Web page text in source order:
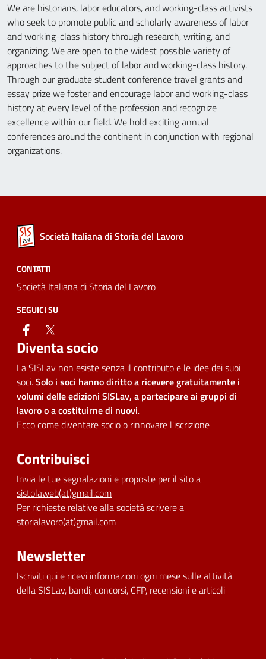
We are historians, labor educators, and working-class activists
who seek to promote public and scholarly awareness of labor
and working-class history through research, writing, and
organizing. We are open to the widest possible variety of
approaches to the subject of labor and working-class history.
Through our graduate student conference travel grants and
essay prize we foster and encourage labor and working-class
history at every level of the profession and recognize
excellence within our field. We hold exciting annual
conferences around the continent in conjunction with regional
organizations.
Società Italiana di Storia del Lavoro
CONTATTI
Società Italiana di Storia del Lavoro
SEGUICI SU
facebook
Diventa socio
La SISLav non esiste senza il contributo e le idee dei suoi
soci.Solo i soci hanno diritto a ricevere gratuitamente i
volumi delle edizioni SISLav, a partecipare ai gruppi di
lavoro o a costituirne di nuovi.
Ecco come diventare socio o rinnovare l'iscrizione
Contribuisci
Invia le tue segnalazioni e proposte per il sito a
sistolaweb(at)gmail.com
Per richieste relative alla società scrivere a
storialavoro(at)gmail.com
Newsletter
Iscriviti quie ricevi informazioni ogni mese sulle attività
della SISLav, bandi, concorsi, CFP, recensioni e articoli